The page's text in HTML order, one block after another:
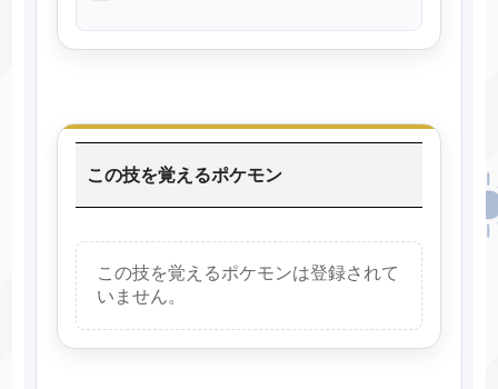
この技を覚えるポケモン
この技を覚えるポケモンは登録されて
いません。